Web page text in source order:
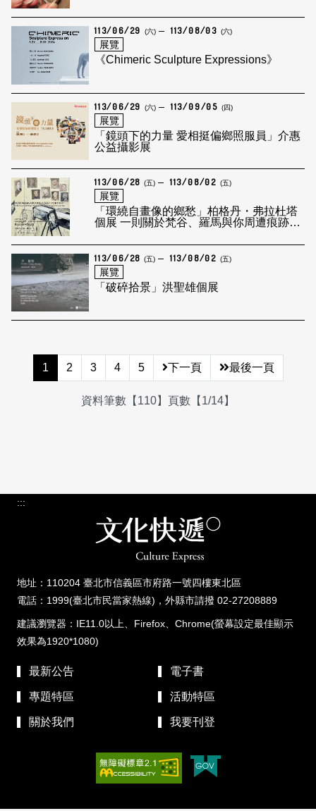
113/06/29 (六) 113/08/03 (六)
展覽
《Chimeric Sculpture Expressions》
113/06/29 (六) 113/09/05 (四)
展覽
「鏡頭下的力量 愛相挺偏鄉照服員」介惠
公益攝影展
113/06/28 (五) 113/08/02 (五)
展覽
「環繞自畫像的鄉愁」柏格丹・弗拉杜塔
個展 一則關於梵谷、羅馬與你周遭痕跡的
113/06/28 (五) 113/08/02 (五)
展覽
「破碎拾景」洪聖雄個展
1 2 3 4 5 下一頁 最後一頁
資料筆數【110】頁數【1/14】
:::
地址：110204 臺北市信義區市府路一號四樓東北區
電話：1999(臺北市民當家熱線)，外縣市請撥 02-27208889
建議瀏覽器：IE11.0以上、Firefox、Chrome(螢幕設定最佳顯示
效果為1920*1080)
最新公告 電子書
專題特區 活動特區
關於我們 我要刊登